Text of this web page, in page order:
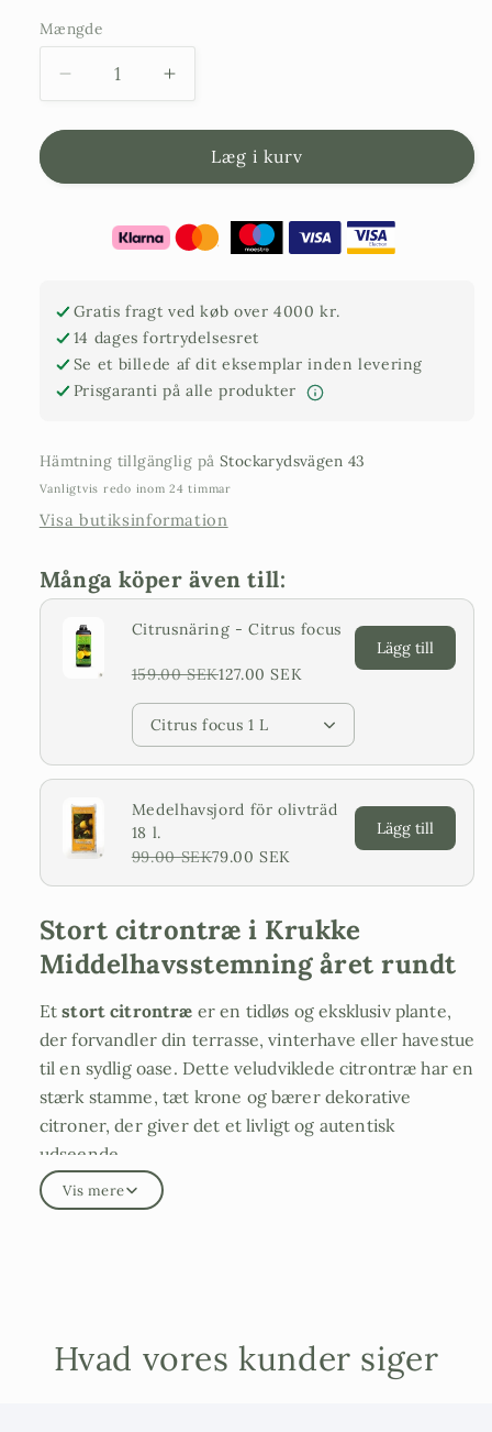
Mængde
Reducer
mængden
for
-
gammelt
200
cm
højde
Forøg
mængden
af
citrontræ
-
år
gammelt
200
cm
højt
Læg i kurv
Gratis fragt ved køb over 4000 kr.
14 dages fortrydelsesret
Se et billede af dit eksemplar inden levering
Prisgaranti på alle produkter
Hämtning tillgänglig på Stockarydsvägen 43
Vanligtvis redo inom 24 timmar
Visa butiksinformation
Många köper även till:
Citrusnäring - Citrus focus
159.00 SEK127.00 SEK
Citrus focus 1 L
Lägg till
Medelhavsjord för olivträd
18 l.
99.00 SEK79.00 SEK
Lägg till
Stort citrontræ i Krukke
Middelhavsstemning året rundt
Etstort citrontræ er en tidløs og eksklusiv plante,
der forvandler din terrasse, vinterhave eller havestue
til en sydlig oase. Dette veludviklede citrontræ har en
stærk stamme, tæt krone og bærer dekorative
citroner, der giver det et livligt og autentisk
udseende.
Citrontræet leveres i Krukke er perfekt til dig, der
Potten på billedet er ikke inkluderet; i stedet følger
der en sort Krukke med. Vi ompotter gerne for jer.
Vis mere
Hvad vores kunder siger